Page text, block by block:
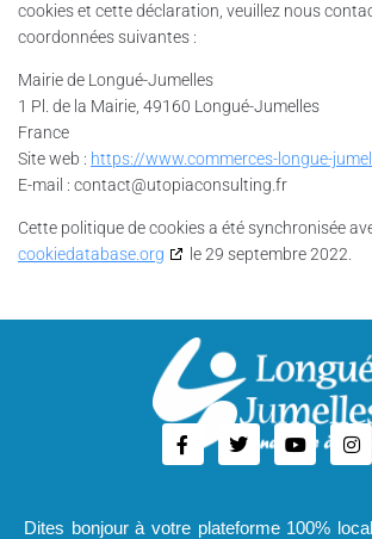
cookies et cette déclaration, veuillez nous
coordonnées suivantes :
Mairie de Longué-Jumelles
1 Pl. de la Mairie, 49160 Longué-Jumelles
France
Site web : https://www.commerces-longue-
E-mail : contact@utopiaconsulting.fr
Cette politique de cookies a été synchronisée
cookiedatabase.org
le 29 septembre 2022.
Dites bonjour à votre plateforme 100%